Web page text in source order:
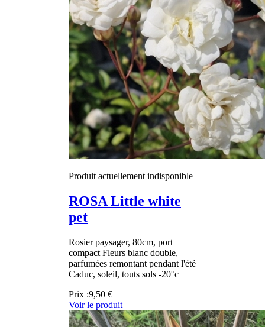
Produit actuellement indisponible
ROSA Little white
pet
Rosier paysager, 80cm, port
compact Fleurs blanc double,
parfumées remontant pendant l'été
Caduc, soleil, touts sols -20°c
Prix :9,50 €
Voir le produit